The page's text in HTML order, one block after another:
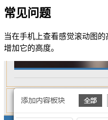
常见问题
当在手机上查看感觉滚动图
增加它的高度。